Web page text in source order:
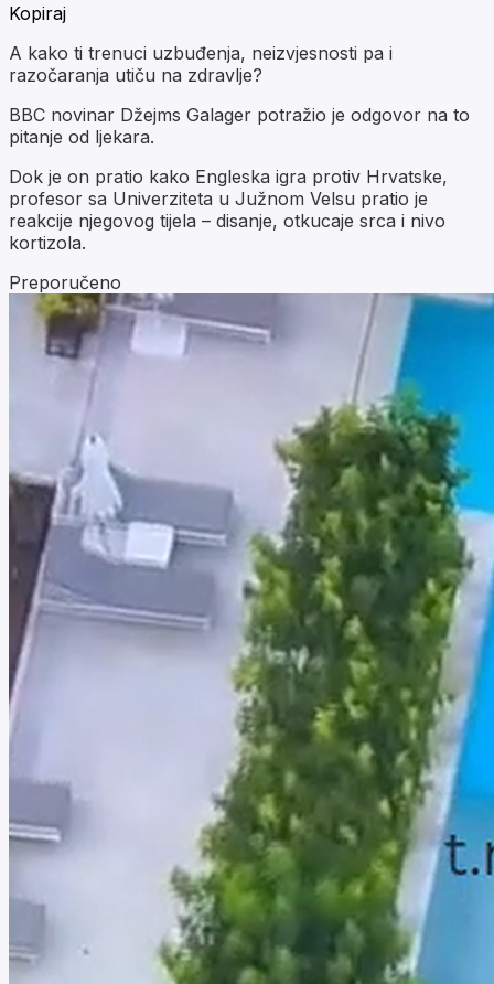
Kopiraj
A kako ti trenuci uzbuđenja, neizvjesnosti pa i
razočaranja utiču na zdravlje?
BBC novinar Džejms Galager potražio je odgovor na to
pitanje od ljekara.
Dok je on pratio kako Engleska igra protiv Hrvatske,
profesor sa Univerziteta u Južnom Velsu pratio je
reakcije njegovog tijela – disanje, otkucaje srca i nivo
kortizola.
Preporučeno